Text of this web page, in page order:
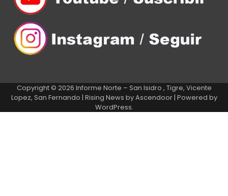
Copyright © 2026 Informe Norte – San Isidro , Tigre, Vicente
Lopez, San Fernando | Rising News byAscendoor| Powered by
WordPress.